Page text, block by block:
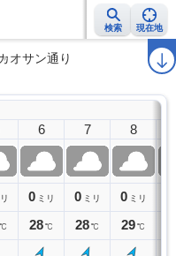
検索 現在地
警報・注意報 ラ
オサン通り
℃
6
0 ミリ
28℃
7
0 ミリ
28℃
8
0 ミリ
29℃